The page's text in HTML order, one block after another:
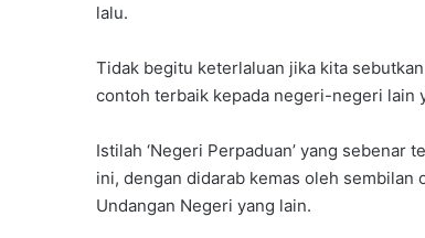
lalu.
Tidak begitu keterlaluan jika kita
contoh terbaik kepada negeri-negeri lain
Istilah ‘Negeri Perpaduan’ yang
ini, dengan didarab kemas oleh sembilan
Undangan Negeri yang lain.